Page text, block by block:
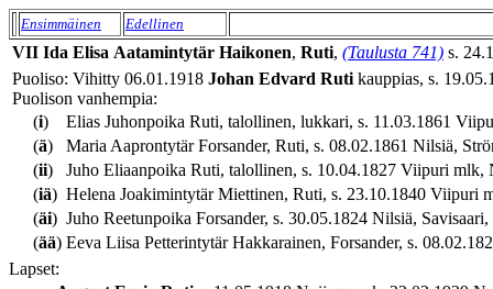
Ensimmäinen Edellinen
VII Ida Elisa Aatamintytär Haikonen, Ruti, (Taulusta 741) s.
Puoliso: Vihitty 06.01.1918 Johan Edvard Ruti kauppias, s.
Puolison vanhempia:
(i)
Elias Juhonpoika Ruti, talollinen, lukkari, s. 11.03.1861
(ä)
Maria Aaprontytär Forsander, Ruti, s. 08.02.1861 Nilsiä,
(ii)
Juho Eliaanpoika Ruti, talollinen, s. 10.04.1827 Viipuri
(iä) Helena Joakimintytär Miettinen, Ruti, s. 23.10.1840
(äi) Juho Reetunpoika Forsander, s. 30.05.1824 Nilsiä,
(ää) Eeva Liisa Petterintytär Hakkarainen, Forsander, s.
Lapset: